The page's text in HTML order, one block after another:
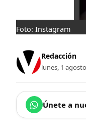
Foto: Instagram
Redacción
lunes, 1
Únete a